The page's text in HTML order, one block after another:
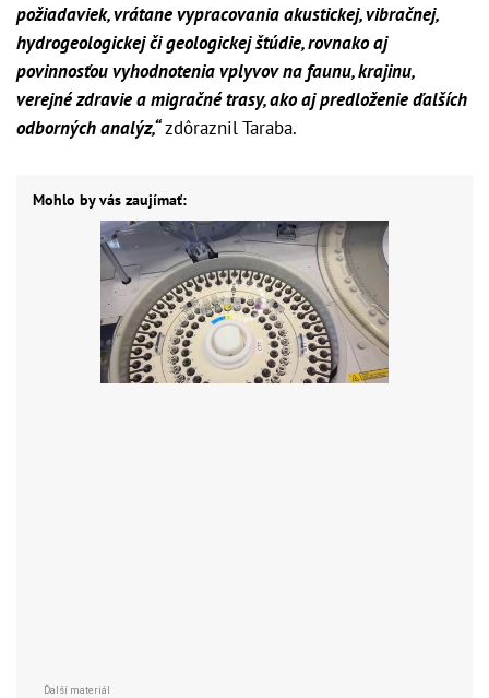
požiadaviek, vrátane vypracovania akustickej, vibračnej,
hydrogeologickej či geologickej štúdie, rovnako aj
povinnosťou vyhodnotenia vplyvov na faunu, krajinu,
verejné zdravie a migračné trasy, ako aj predloženie ďalších
odborných analýz,“zdôraznil Taraba.
Mohlo by vás zaujímať: